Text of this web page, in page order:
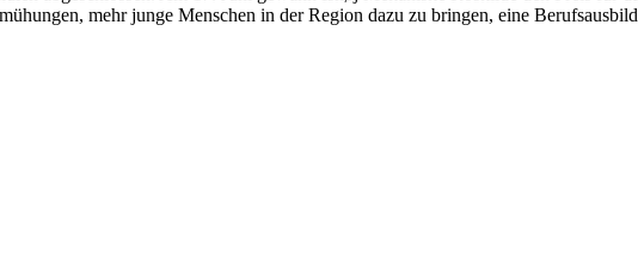
mehr junge Menschen in der Region dazu zu bringen, eine